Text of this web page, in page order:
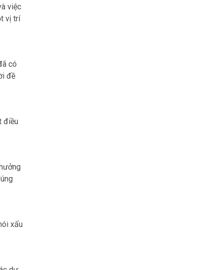
việc
vị trí
có
đề
điều
xấu